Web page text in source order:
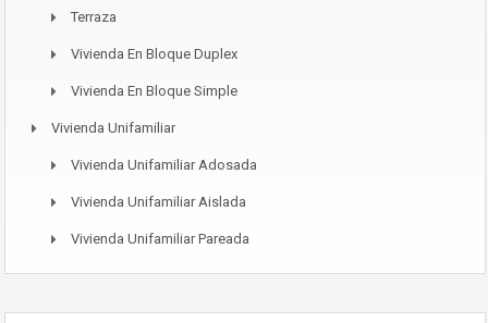
Terraza
Vivienda En Bloque Duplex
Vivienda En Bloque Simple
Vivienda Unifamiliar
Vivienda Unifamiliar Adosada
Vivienda Unifamiliar Aislada
Vivienda Unifamiliar Pareada